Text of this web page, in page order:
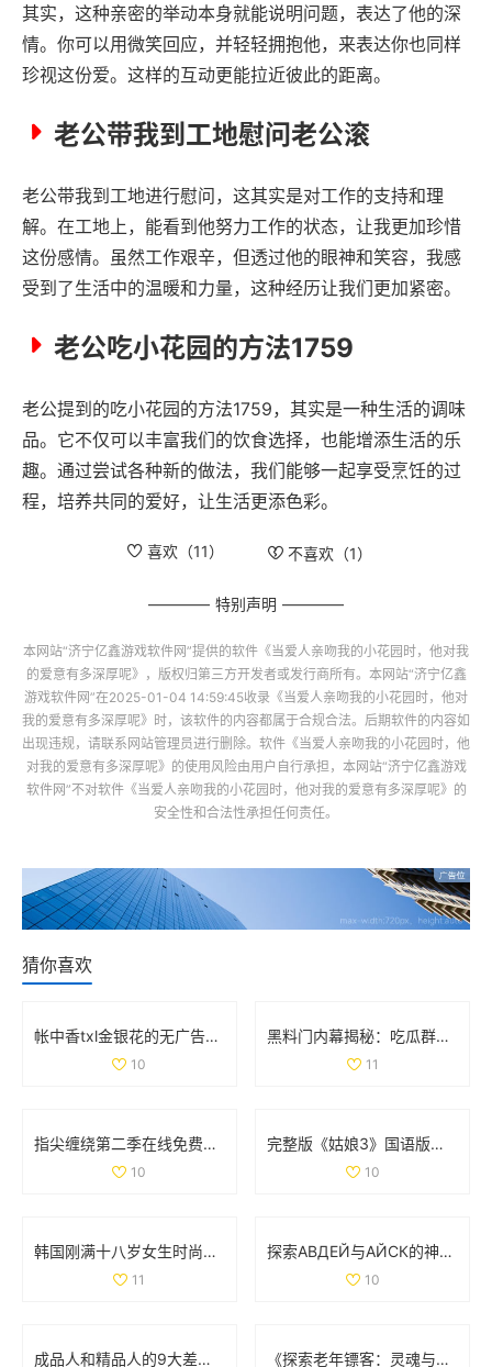
其实，这种亲密的举动本身就能说明问题，表达了他的深
情。你可以用微笑回应，并轻轻拥抱他，来表达你也同样
珍视这份爱。这样的互动更能拉近彼此的距离。
老公带我到工地慰问老公滚
老公带我到工地进行慰问，这其实是对工作的支持和理
解。在工地上，能看到他努力工作的状态，让我更加珍惜
这份感情。虽然工作艰辛，但透过他的眼神和笑容，我感
受到了生活中的温暖和力量，这种经历让我们更加紧密。
老公吃小花园的方法1759
老公提到的吃小花园的方法1759，其实是一种生活的调味
品。它不仅可以丰富我们的饮食选择，也能增添生活的乐
趣。通过尝试各种新的做法，我们能够一起享受烹饪的过
程，培养共同的爱好，让生活更添色彩。
喜欢（11） 不喜欢（1）
特别声明
本网站“济宁亿鑫游戏软件网”提供的软件 《当爱人亲吻我的小花园时，他对我
的爱意有多深厚呢》 ，版权归第三方开发者或发行商所有。本网站“济宁亿鑫
游戏软件网”在2025-01-04 14:59:45收录 《当爱人亲吻我的小花园时，他对
我的爱意有多深厚呢》 时，该软件的内容都属于合规合法。后期软件的内容如
出现违规，请联系网站管理员进行删除。软件 《当爱人亲吻我的小花园时，他
对我的爱意有多深厚呢》 的使用风险由用户自行承担，本网站“济宁亿鑫游戏
软件网”不对软件《当爱人亲吻我的小花园时，他对我的爱意有多深厚呢》 的
安全性和合法性承担任何责任。
猜你喜欢
帐中香txl金银花的无广告免费阅读体验全解析
10
黑料门内幕揭秘：吃瓜群众们的最新爆料大曝光
11
指尖缠绕第二季在线免费观看，感受爱情与命运的交织
10
完整版《姑娘3》国语版在线免费观看的最新资源分享
10
韩国刚满十八岁女生时尚搭配宝典展现青春活力
11
探索АВДЕЙ与АЙСК的神秘世界与文化魅力
10
成品人和精品人的9大差异解析，揭示更深层次的发展哲学 《探索老年镖客：灵魂与冒险交织的故事大揭秘》